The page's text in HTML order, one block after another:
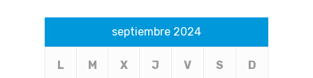
septiembre 2024
L M X J V S D